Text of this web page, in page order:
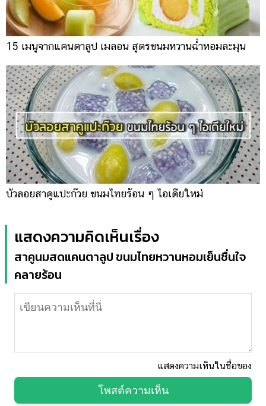
15 เมนูจากแคนตาลูป เมลอน สูตรขนมหวานฉ่ำหอมละมุน
บัวลอยสาคูแปะก๊วย ขนมไทยร้อน ๆ ไอเดียใหม่
แสดงความคิดเห็นเรื่อง
สาคูนมสดแคนตาลูป ขนมไทยหวานหอมเย็นชื่นใจ
คลายร้อน
แสดงความเห็นในชื่อของ
โพสต์ความเห็น